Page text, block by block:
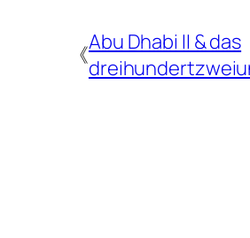
《Abu Dhabi II & das